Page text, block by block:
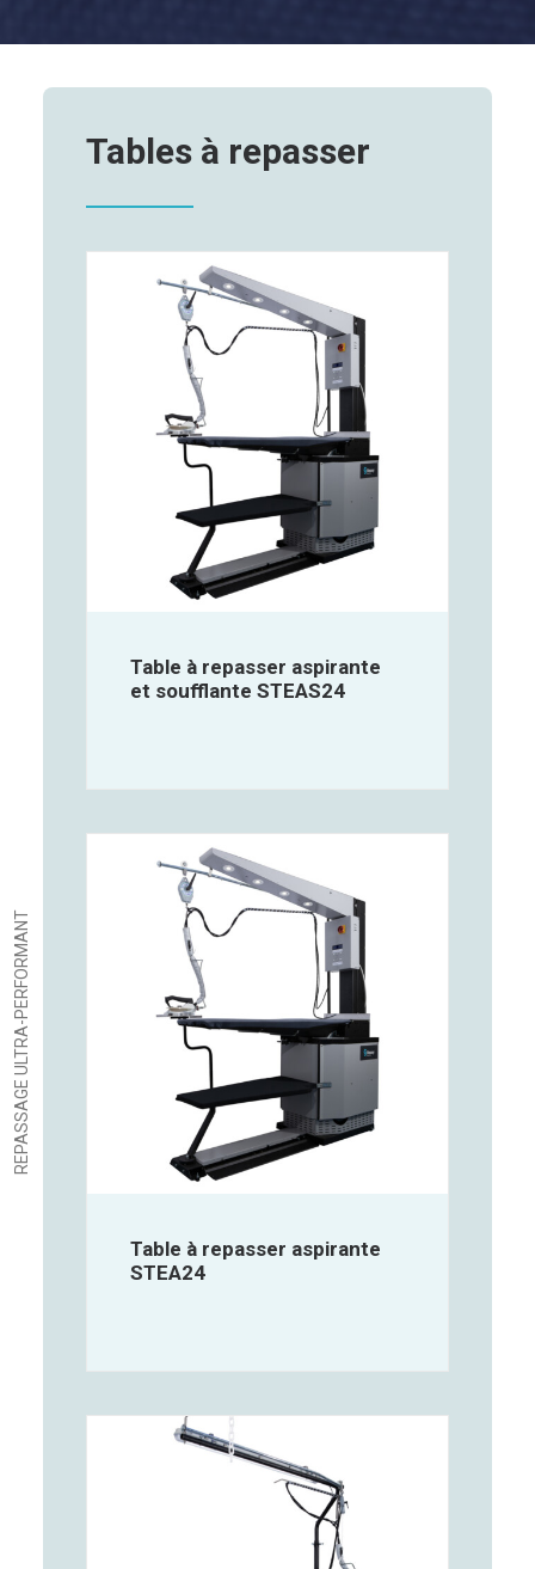
Tables à repasser
Table à repasser aspirante
et soufflante STEAS24
Table à repasser aspirante
STEA24
REPASSAGE ULTRA-PERFORMANT